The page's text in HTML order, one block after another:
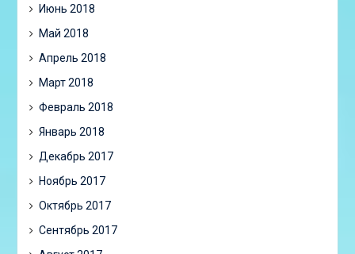
Июнь 2018
Май 2018
Апрель 2018
Март 2018
Февраль 2018
Январь 2018
Декабрь 2017
Ноябрь 2017
Октябрь 2017
Сентябрь 2017